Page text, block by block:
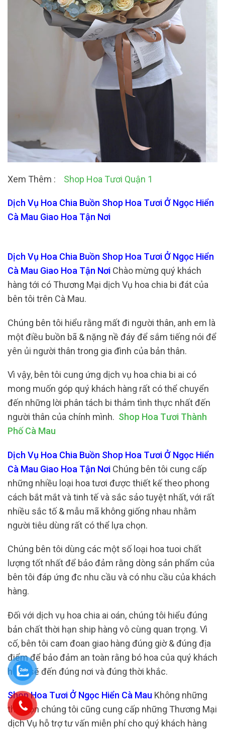
Xem Thêm : Shop Hoa Tươi Quận 1
Dịch Vụ Hoa Chia Buồn Shop Hoa Tươi Ở Ngọc Hiển
Cà Mau Giao Hoa Tận Nơi
Dịch Vụ Hoa Chia Buồn Shop Hoa Tươi Ở Ngọc Hiển
Cà Mau Giao Hoa Tận Nơi Chào mừng quý khách
hàng tới có Thương Mại dịch Vụ hoa chia bi đát của
bên tôi trên Cà Mau.
Chúng bên tôi hiểu rằng mất đi người thân, anh em là
một điều buồn bã & nặng nề đáy để sắm tiếng nói để
yên ủi người thân trong gia đình của bản thân.
Vì vậy, bên tôi cung ứng dịch vụ hoa chia bi ai có
mong muốn góp quý khách hàng rất có thể chuyển
đến những lời phân tách bi thảm tình thực nhất đến
người thân của chính mình. Shop Hoa Tươi Thành
Phố Cà Mau
Dịch Vụ Hoa Chia Buồn Shop Hoa Tươi Ở Ngọc Hiển
Cà Mau Giao Hoa Tận Nơi Chúng bên tôi cung cấp
những nhiều loại hoa tươi được thiết kế theo phong
cách bắt mắt và tinh tế và sắc sảo tuyệt nhất, với rất
nhiều sắc tố & mẫu mã không giống nhau nhằm
người tiêu dùng rất có thể lựa chọn.
Chúng bên tôi dùng các một số loại hoa tuoi chất
lượng tốt nhất để bảo đảm rằng dòng sản phẩm của
bên tôi đáp ứng đc nhu cầu và có nhu cầu của khách
hàng.
Đối với dịch vụ hoa chia ai oán, chúng tôi hiểu đúng
bản chất thời hạn ship hàng vô cùng quan trọng. Vì
cố, bên tôi cam đoan giao hàng đúng giờ & đúng địa
điểm để bảo đảm an toàn rằng bó hoa của quý khách
hàng sẽ đến đúng nơi và đúng thời khắc.
Shop Hoa Tươi Ở Ngọc Hiển Cà Mau Không những
thế, bọn chúng tôi cũng cung cấp những Thương Mại
dịch Vụ hỗ trợ tư vấn miễn phí cho quý khách hàng